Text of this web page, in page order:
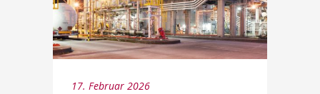
17. Februar 2026